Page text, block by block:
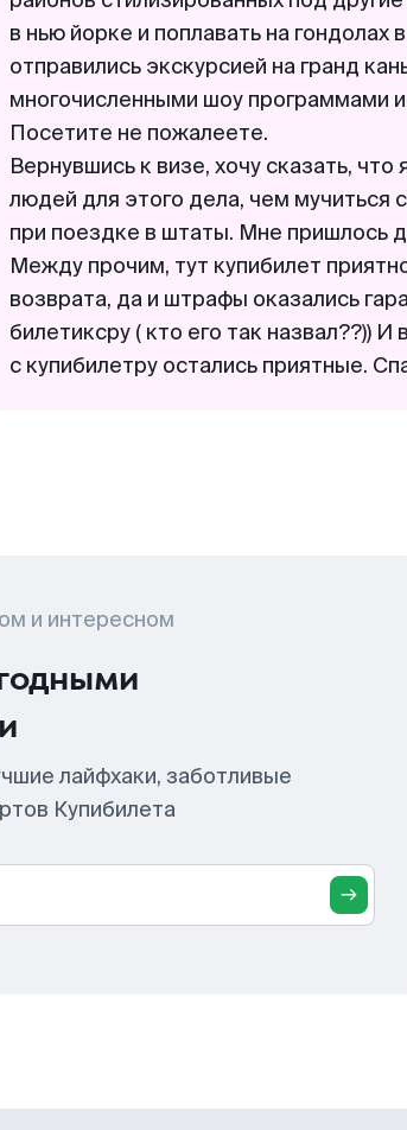
в нью йорке и поплавать на
отправились экскурсией на гранд
многочисленными шоу программами
Посетите не пожалеете.
Вернувшись к визе, хочу сказать,
людей для этого дела, чем
при поездке в штаты. Мне пришлось
Между прочим, тут купибилет
возврата, да и штрафы оказались
билетиксру ( кто его так назвал??))
и интересном
лайфхаки, заботливые
Купибилета